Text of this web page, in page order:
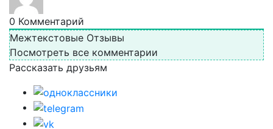
0 Комментарий
Межтекстовые Отзывы
Посмотреть все комментарии
Рассказать друзьям